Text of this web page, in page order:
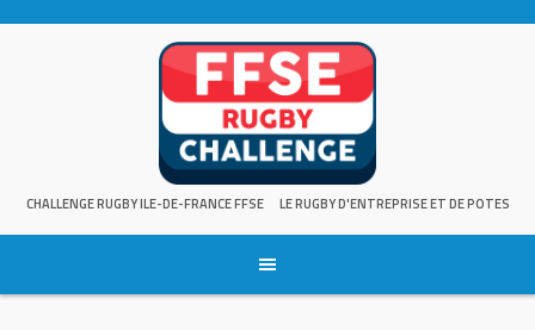
CHALLENGE RUGBY ILE-DE-FRANCE FFSE LE RUGBY D'ENTREPRISE ET DE POTES